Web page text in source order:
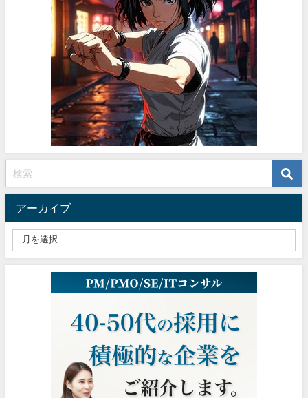
アーカイブ